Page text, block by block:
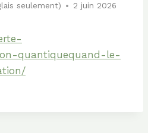
seulement) 2 juin 2026
quantiquequand-le-